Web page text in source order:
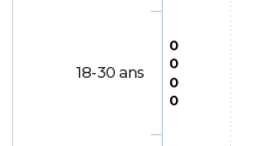
0
0
0
0
18-30 ans